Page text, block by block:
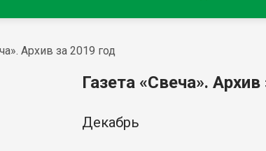
Архив за 2019 год
Газета «Свеча».
Декабрь